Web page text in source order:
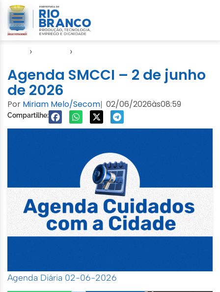
› ›
Agenda SMCCI – 2 de junho
de 2026
Por Miriam Melo/Secom| 02/06/2026às08:59
Compartilhe:
Agenda Diária 02-06-2026